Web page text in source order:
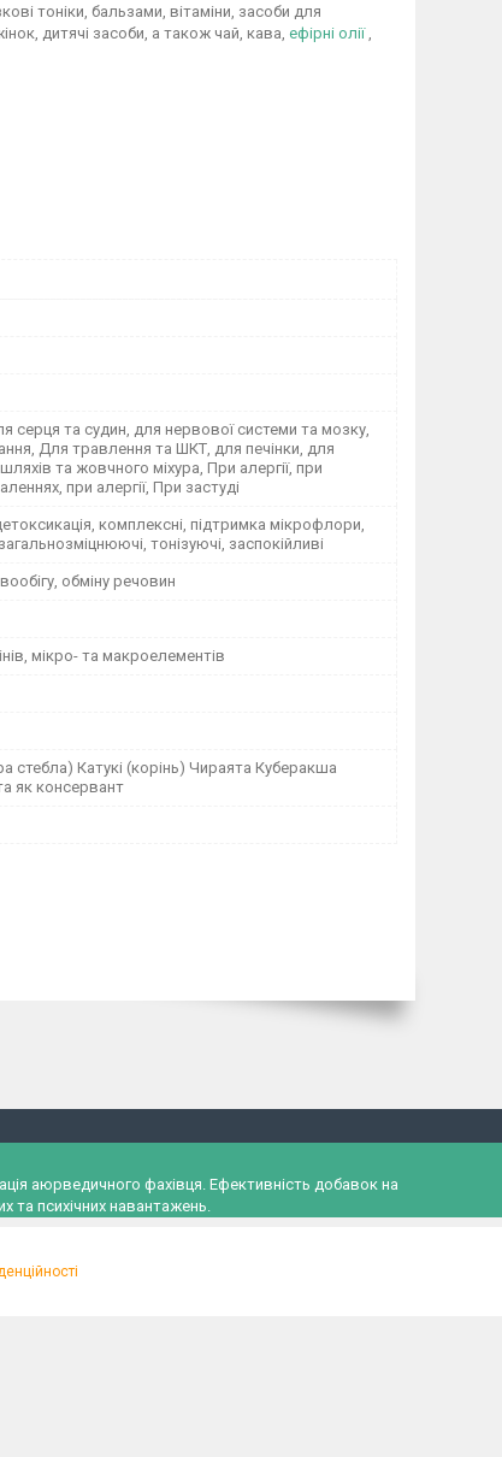
тоніки, бальзами, вітаміни, засоби для
дитячі засоби, а також чай, кава, ефірні олії,
серця та судин, для нервової системи та мозку,
Для травлення та ШКТ, для печінки, для
та жовчного міхура, При алергії, при
при алергії, При застуді
комплексні, підтримка мікрофлори,
тонізуючі, заспокійливі
обміну речовин
мікро- та макроелементів
стебла) Катукі (корінь) Чираята Куберакша
як консервант
аюрведичного фахівця. Ефективність добавок на
та психічних навантажень.